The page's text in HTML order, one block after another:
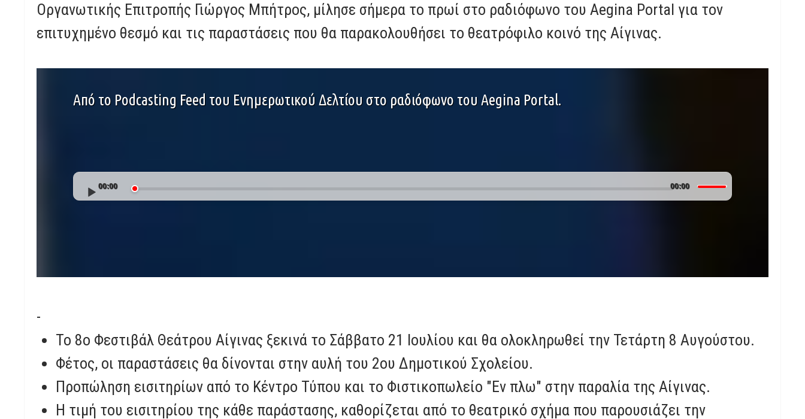
Οργανωτικής Επιτροπής Γιώργος Μπήτρος, μίλησε σήμερα το πρωί στο ραδιόφωνο του Aegina Portal για τον
επιτυχημένο θεσμό και τις παραστάσεις που θα παρακολουθήσει το θεατρόφιλο κοινό της Αίγινας.
Από το Podcasting Feed του Ενημερωτικού Δελτίου στο ραδιόφωνο του Aegina Portal.
Audio
Player00:00 00:00
Use
Up/Down
increase
volume.
-
Το 8ο Φεστιβάλ Θεάτρου Αίγινας ξεκινά το Σάββατο 21 Ιουλίου και θα ολοκληρωθεί την Τετάρτη 8 Αυγούστου.
Φέτος, οι παραστάσεις θα δίνονται στην αυλή του 2ου Δημοτικού Σχολείου.
Προπώληση εισιτηρίων από το Κέντρο Τύπου και το Φιστικοπωλείο "Εν πλω" στην παραλία της Αίγινας.
Η τιμή του εισιτηρίου της κάθε παράστασης, καθορίζεται από το θεατρικό σχήμα που παρουσιάζει την